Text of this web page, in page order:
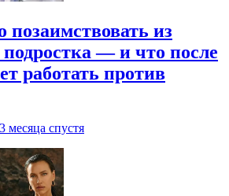
из
подростка — и что после
работать против
3 месяца спустя